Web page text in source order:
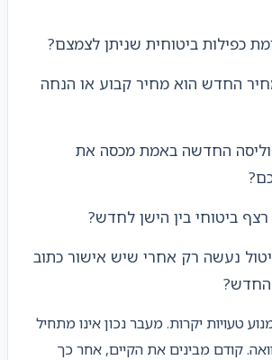
כפילות ביטוחית שניתן לצמצם?
החדש הוא מחיר קבוע או הנחה
החדשה באמת מכסה את
ביטוחי בין הישן לחדש?
נעשה רק אחרי שיש אישור כתוב
החדש?
טעויות יקרות. מעבר נכון אינו מתחיל
קודם מבינים את הקיים, אחר כך